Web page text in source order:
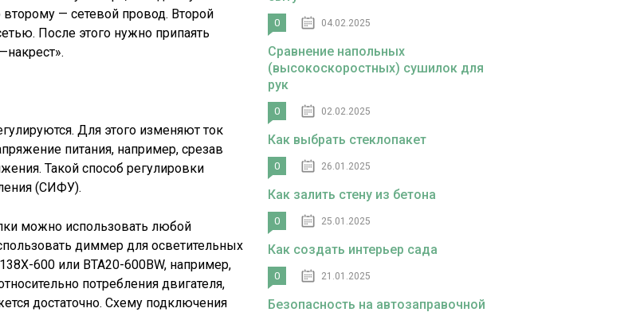
второму — сетевой провод. Второй
После этого нужно припаять
Для этого изменяют ток
питания, например, срезав
Такой способ регулировки
(СИФУ).
можно использовать любой
диммер для осветительных
600 или BTA20-600BW, например,
потребления двигателя,
достаточно. Схему подключения
0 04.02.2025
Сравнение напольных
(высокоскоростных) сушилок для
рук
0 02.02.2025
Как выбрать стеклопакет
0 26.01.2025
Как залить стену из бетона
0 25.01.2025
Как создать интерьер сада
0 21.01.2025
Безопасность на автозаправочной